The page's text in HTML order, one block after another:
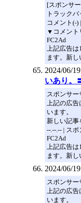
[スポンサ
トラックバ
コメント(-) |
▼コメント
FC2Ad
上記広告
ます。新
2024/06/
いあり。
スポンサー
上記の広
います。
新しい記事
--.--.-- | ス
FC2Ad
上記広告
ます。新
2024/06/
スポンサー
上記の広
います。